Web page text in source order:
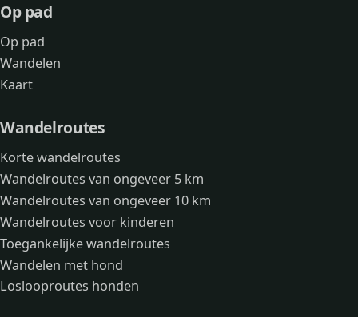
Op pad
Op pad
Wandelen
Kaart
Wandelroutes
Korte wandelroutes
Wandelroutes van ongeveer 5 km
Wandelroutes van ongeveer 10 km
Wandelroutes voor kinderen
Toegankelijke wandelroutes
Wandelen met hond
Loslooproutes honden